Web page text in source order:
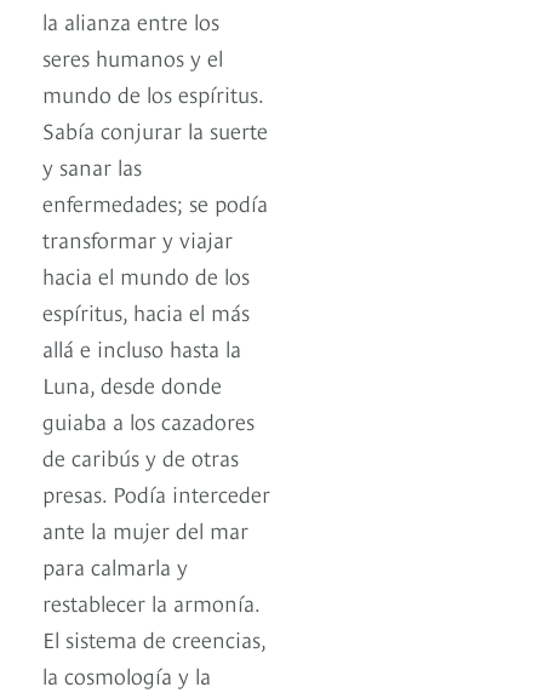
la alianza entre los
seres humanos y el
mundo de los espíritus.
Sabía conjurar la suerte
y sanar las
enfermedades; se podía
transformar y viajar
hacia el mundo de los
espíritus, hacia el más
allá e incluso hasta la
Luna, desde donde
guiaba a los cazadores
de caribús y de otras
presas. Podía interceder
ante la mujer del mar
para calmarla y
restablecer la armonía.
El sistema de creencias,
la cosmología y la